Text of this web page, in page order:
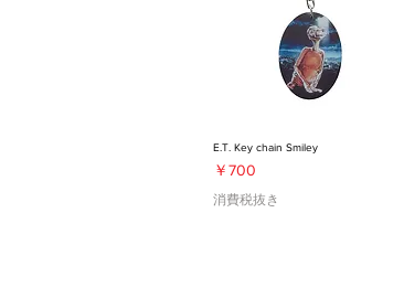
E.T. Key chain Smiley
価格
￥700
消費税抜き